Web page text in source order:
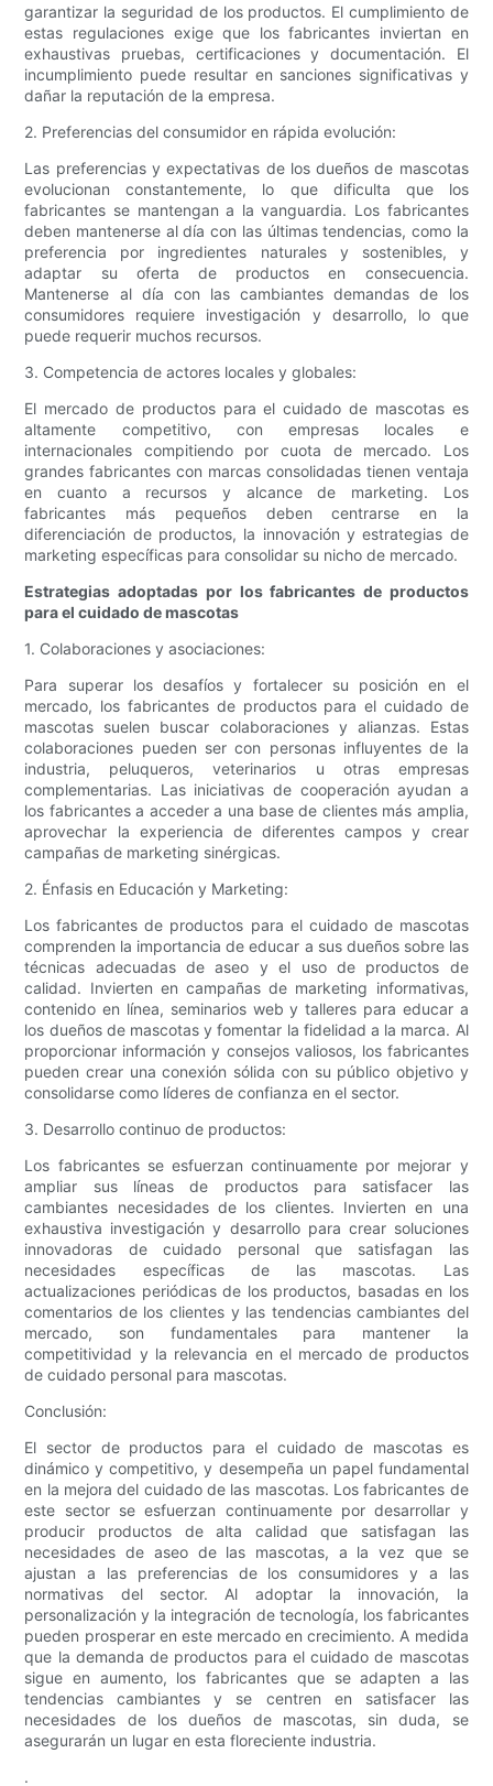
garantizar la seguridad de los productos. El cumplimiento de
estas regulaciones exige que los fabricantes inviertan en
exhaustivas pruebas, certificaciones y documentación. El
incumplimiento puede resultar en sanciones significativas y
dañar la reputación de la empresa.
2. Preferencias del consumidor en rápida evolución:
Las preferencias y expectativas de los dueños de mascotas
evolucionan constantemente, lo que dificulta que los
fabricantes se mantengan a la vanguardia. Los fabricantes
deben mantenerse al día con las últimas tendencias, como la
preferencia por ingredientes naturales y sostenibles, y
adaptar su oferta de productos en consecuencia.
Mantenerse al día con las cambiantes demandas de los
consumidores requiere investigación y desarrollo, lo que
puede requerir muchos recursos.
3. Competencia de actores locales y globales:
El mercado de productos para el cuidado de mascotas es
altamente competitivo, con empresas locales e
internacionales compitiendo por cuota de mercado. Los
grandes fabricantes con marcas consolidadas tienen ventaja
en cuanto a recursos y alcance de marketing. Los
fabricantes más pequeños deben centrarse en la
diferenciación de productos, la innovación y estrategias de
marketing específicas para consolidar su nicho de mercado.
Estrategias adoptadas por los fabricantes de productos
para el cuidado de mascotas
1. Colaboraciones y asociaciones:
Para superar los desafíos y fortalecer su posición en el
mercado, los fabricantes de productos para el cuidado de
mascotas suelen buscar colaboraciones y alianzas. Estas
colaboraciones pueden ser con personas influyentes de la
industria, peluqueros, veterinarios u otras empresas
complementarias. Las iniciativas de cooperación ayudan a
los fabricantes a acceder a una base de clientes más amplia,
aprovechar la experiencia de diferentes campos y crear
campañas de marketing sinérgicas.
2. Énfasis en Educación y Marketing:
Los fabricantes de productos para el cuidado de mascotas
comprenden la importancia de educar a sus dueños sobre las
técnicas adecuadas de aseo y el uso de productos de
calidad. Invierten en campañas de marketing informativas,
contenido en línea, seminarios web y talleres para educar a
los dueños de mascotas y fomentar la fidelidad a la marca. Al
proporcionar información y consejos valiosos, los fabricantes
pueden crear una conexión sólida con su público objetivo y
consolidarse como líderes de confianza en el sector.
3. Desarrollo continuo de productos:
Los fabricantes se esfuerzan continuamente por mejorar y
ampliar sus líneas de productos para satisfacer las
cambiantes necesidades de los clientes. Invierten en una
exhaustiva investigación y desarrollo para crear soluciones
innovadoras de cuidado personal que satisfagan las
necesidades específicas de las mascotas. Las
actualizaciones periódicas de los productos, basadas en los
comentarios de los clientes y las tendencias cambiantes del
mercado, son fundamentales para mantener la
competitividad y la relevancia en el mercado de productos
de cuidado personal para mascotas.
Conclusión:
El sector de productos para el cuidado de mascotas es
dinámico y competitivo, y desempeña un papel fundamental
en la mejora del cuidado de las mascotas. Los fabricantes de
este sector se esfuerzan continuamente por desarrollar y
producir productos de alta calidad que satisfagan las
necesidades de aseo de las mascotas, a la vez que se
ajustan a las preferencias de los consumidores y a las
normativas del sector. Al adoptar la innovación, la
personalización y la integración de tecnología, los fabricantes
pueden prosperar en este mercado en crecimiento. A medida
que la demanda de productos para el cuidado de mascotas
sigue en aumento, los fabricantes que se adapten a las
tendencias cambiantes y se centren en satisfacer las
necesidades de los dueños de mascotas, sin duda, se
asegurarán un lugar en esta floreciente industria.
.